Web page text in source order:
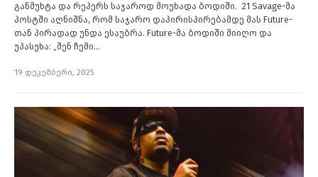
განმუხტა და რეპერს საჯაროდ მოუხადა ბოდიში. 21 Savage-მა
პოსტში აღნიშნა, რომ საჯარო დაპირისპირებამდე მას Future-
თან პირადად უნდა ესაუბრა. Future-მა ბოდიში მიიღო და
უპასუხა: „შენ ჩემი…
19 დეკემბერი, 2025